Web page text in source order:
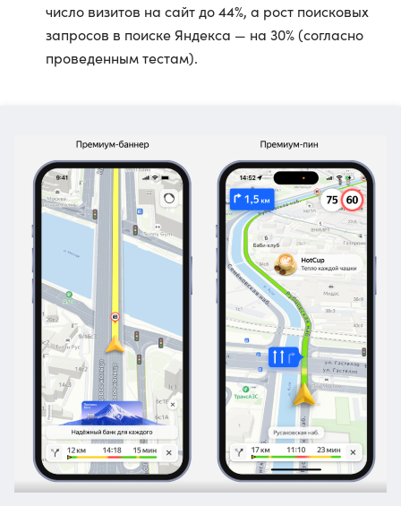
число визитов на сайт до 44%, а рост поисковых
запросов в поиске Яндекса — на 30% (согласно
проведенным тестам).